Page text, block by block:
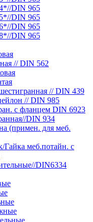
DIN 965
DIN 965
DIN 965
DIN 965
// DIN 562
// DIN 439
// DIN 985
с фланцем DIN 6923
DIN 934
(примен. для меб.
Гайка меб.потайн. с
DIN6334